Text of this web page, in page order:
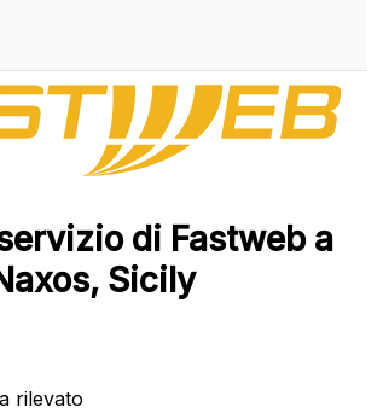
di Fastweb a
Sicily
rilevato